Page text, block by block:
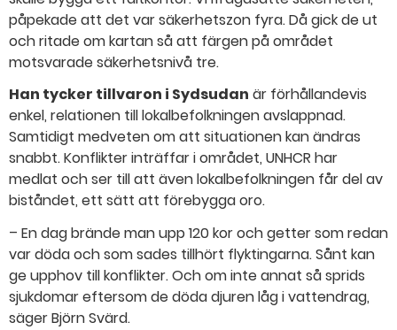
påpekade att det var säkerhetszon fyra. Då gick de ut
och ritade om kartan så att färgen på området
motsvarade säkerhetsnivå tre.
Han tycker tillvaron i Sydsudan är förhållandevis
enkel, relationen till lokalbefolkningen avslappnad.
Samtidigt medveten om att situationen kan ändras
snabbt. Konflikter inträffar i området, UNHCR har
medlat och ser till att även lokalbefolkningen får del av
biståndet, ett sätt att förebygga oro.
– En dag brände man upp 120 kor och getter som redan
var döda och som sades tillhört flyktingarna. Sånt kan
ge upphov till konflikter. Och om inte annat så sprids
sjukdomar eftersom de döda djuren låg i vattendrag,
säger Björn Svärd.